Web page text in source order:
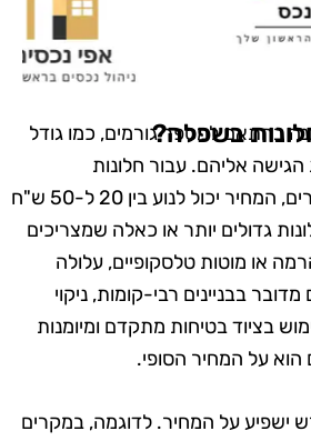
בשפלה?
בהתאם למספר גורמים, כמו גודל
אליהם. עבור חלונות
סטנדרטיים בבנייני מגורים, המחיר יכול לנוע בין 20 ל-50 ש"ח
גדולים יותר או כאלה שמצריכים
או מוטות טלסקופיים, עלולה
בבניינים רבי-קומות, ניקוי
בציוד בטיחות מתקדם ומיומנות
על המחיר הסופי.
ישפיע על המחיר. לדוגמה, במקרים